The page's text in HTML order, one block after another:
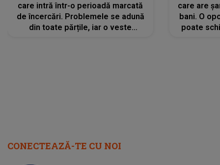
care intră într-o perioadă marcată
de încercări. Problemele se adună
din toate părțile, iar o veste
care are
bani. O
poate
CONECTEAZĂ-TE CU NOI